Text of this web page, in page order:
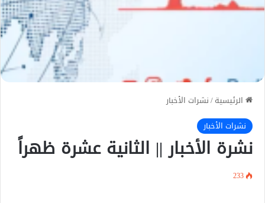
الرئيسية/نشرات الأخبار
نشرات الأخبار
نشرة الأخبار || الثانية عشرة ظهراً
233